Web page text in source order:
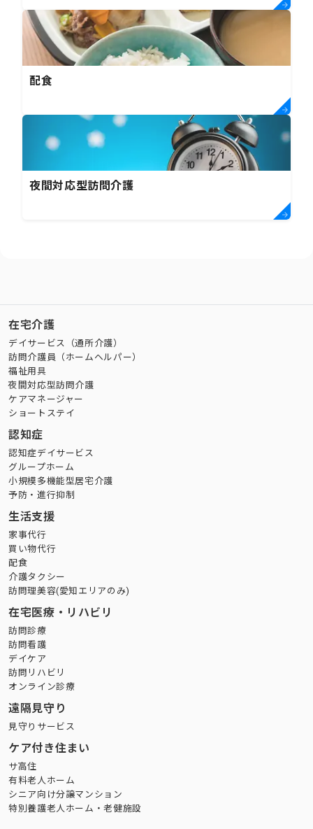
配食
夜間対応型訪問介護
在宅介護
デイサービス（通所介護）
訪問介護員（ホームヘルパー）
福祉用具
夜間対応型訪問介護
ケアマネージャー
ショートステイ
認知症
認知症デイサービス
グループホーム
小規模多機能型居宅介護
予防・進行抑制
生活支援
家事代行
買い物代行
配食
介護タクシー
訪問理美容(愛知エリアのみ)
在宅医療・リハビリ
訪問診療
訪問看護
デイケア
訪問リハビリ
オンライン診療
遠隔見守り
見守りサービス
ケア付き住まい
サ高住
有料老人ホーム
シニア向け分譲マンション
特別養護老人ホーム・老健施設